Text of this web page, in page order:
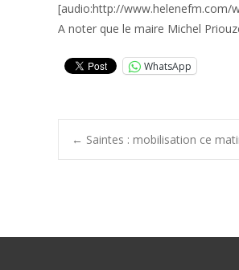
[audio:http://www.helenefm.com/
A noter que le maire Michel
WhatsApp
Post
← Saintes : mobilisation ce